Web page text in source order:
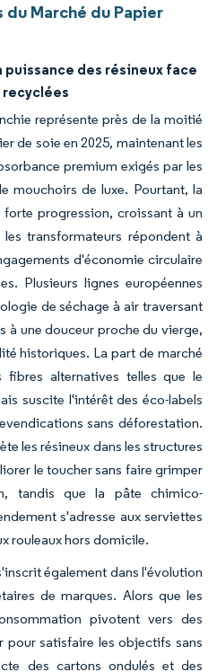
Marché du Papier
puissance des résineux face
recyclées
représente près de la moitié
de soie en 2025, maintenant les
premium exigés par les
mouchoirs de luxe. Pourtant, la
progression, croissant à un
transformateurs répondent à
d'économie circulaire
Plusieurs lignes européennes
de séchage à air traversant
à une douceur proche du vierge,
historiques. La part de marché
alternatives telles que le
suscite l'intérêt des éco-labels
sans déforestation.
les résineux dans les structures
le toucher sans faire grimper
tandis que la pâte chimico-
s'adresse aux serviettes
rouleaux hors domicile.
également dans l'évolution
de marques. Alors que les
pivotent vers des
pour satisfaire les objectifs sans
des cartons ondulés et des